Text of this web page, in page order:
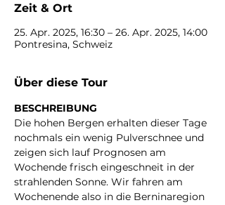
Zeit & Ort
25. Apr. 2025, 16:30 – 26. Apr. 2025, 14:00
Pontresina, Schweiz
Über diese Tour
BESCHREIBUNG
Die hohen Bergen erhalten dieser Tage
nochmals ein wenig Pulverschnee und
zeigen sich lauf Prognosen am
Wochende frisch eingeschneit in der
strahlenden Sonne. Wir fahren am
Wochenende also in die Berninaregion